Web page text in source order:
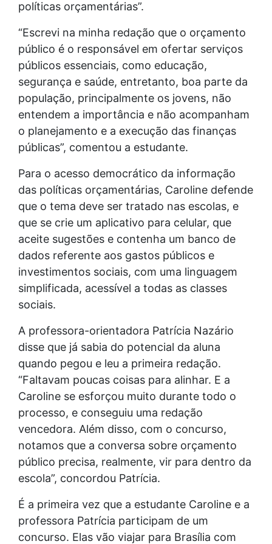
políticas orçamentárias”.
“Escrevi na minha redação que o orçamento
público é o responsável em ofertar serviços
públicos essenciais, como educação,
segurança e saúde, entretanto, boa parte da
população, principalmente os jovens, não
entendem a importância e não acompanham
o planejamento e a execução das finanças
públicas”, comentou a estudante.
Para o acesso democrático da informação
das políticas orçamentárias, Caroline defende
que o tema deve ser tratado nas escolas, e
que se crie um aplicativo para celular, que
aceite sugestões e contenha um banco de
dados referente aos gastos públicos e
investimentos sociais, com uma linguagem
simplificada, acessível a todas as classes
sociais.
A professora-orientadora Patrícia Nazário
disse que já sabia do potencial da aluna
quando pegou e leu a primeira redação.
“Faltavam poucas coisas para alinhar. E a
Caroline se esforçou muito durante todo o
processo, e conseguiu uma redação
vencedora. Além disso, com o concurso,
notamos que a conversa sobre orçamento
público precisa, realmente, vir para dentro da
escola”, concordou Patrícia.
É a primeira vez que a estudante Caroline e a
professora Patrícia participam de um
concurso. Elas vão viajar para Brasília com